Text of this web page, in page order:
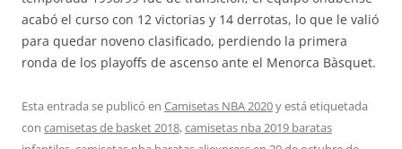
acabó el curso con 12 victorias y 14 derrotas, lo que le valió
para quedar noveno clasificado, perdiendo la primera
ronda de los playoffs de ascenso ante el Menorca Bàsquet.
Esta entrada se publicó en Camisetas NBA 2020y está etiquetada
con camisetas de basket 2018,camisetas nba 2019 baratas